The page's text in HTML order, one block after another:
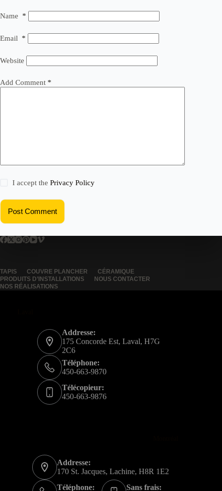
Name *
Email *
Website
Add Comment *
I accept thePrivacy Policy
Post Comment
TAPIS COUVRE PLANCHER
CÉRAMIQUE
PRODUITS D’INSTALLATIONS
NOUS CONTACTER
NOS RÉALISATIONS
Addresse:
175 Concorde Est, Laval, H7G
2C6
Téléphone:
450-663-9870
Télécopieur:
450-663-9876
Addresse:
170 St. Jacques, Lachine, H8R 1E2
Téléphone:
Sans frais: